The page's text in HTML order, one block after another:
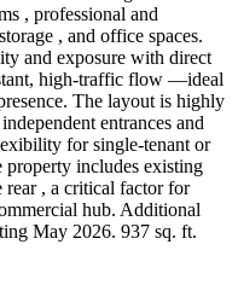
, professional and
, and office spaces.
and exposure with direct
high-traffic flow —ideal
The layout is highly
entrances and
for single-tenant or
includes existing
, a critical factor for
hub. Additional
May 2026. 937 sq. ft.